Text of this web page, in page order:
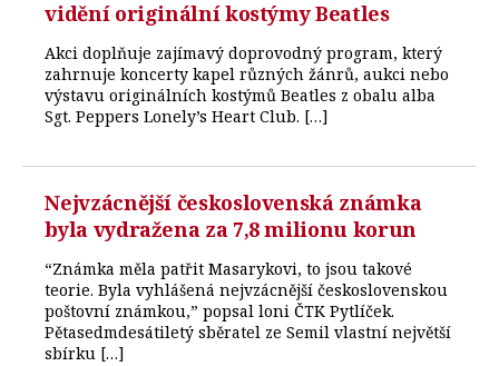
vidění originální kostýmy Beatles
Akci doplňuje zajímavý doprovodný program, který
zahrnuje koncerty kapel různých žánrů, aukci nebo
výstavu originálních kostýmů Beatles z obalu alba
Sgt. Peppers Lonely’s Heart Club. […]
Nejvzácnější československá známka
byla vydražena za 7,8 milionu korun
“Známka měla patřit Masarykovi, to jsou takové
teorie. Byla vyhlášená nejvzácnější československou
poštovní známkou,” popsal loni ČTK Pytlíček.
Pětasedmdesátiletý sběratel ze Semil vlastní největší
sbírku […]